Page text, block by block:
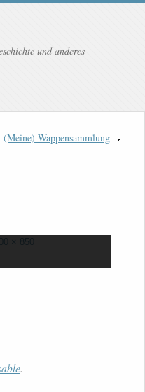
und anderes
(Meine) Wappensammlung
× 850
.